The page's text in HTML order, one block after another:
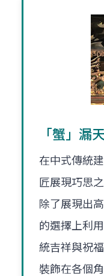
「蟹」漏
在中式傳統
匠展現巧思
除了展現出
的選擇上利
統吉祥與祝
裝飾在各個角